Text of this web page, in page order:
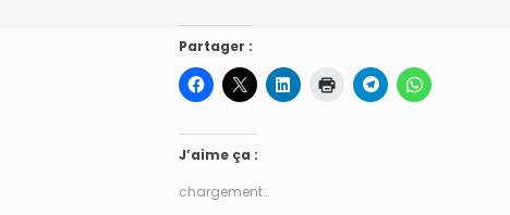
Partager :
J’aime ça :
chargement…